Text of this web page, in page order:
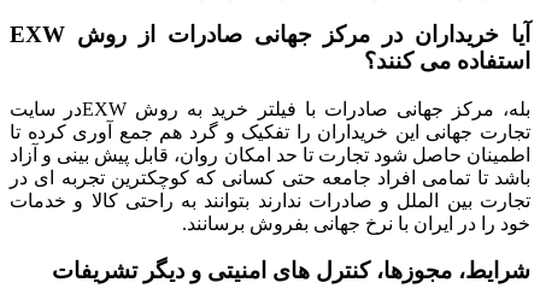
آیا خریداران در مرکز جهانی صادرات از روش EXW
استفاده می کنند؟
بله، مرکز جهانی صادرات با فیلتر خرید به روش EXWدر سایت
تجارت جهانی این خریداران را تفکیک و گرد هم جمع آوری کرده تا
اطمینان حاصل شود تجارت تا حد امکان روان، قابل پیش بینی و آزاد
باشد تا تمامی افراد جامعه حتی کسانی که کوچکترین تجربه ای در
تجارت بین الملل و صادرات ندارند بتوانند به راحتی کالا و خدمات
خود را در ایران با نرخ جهانی بفروش برسانند.
شرایط، مجوزها، کنترل های امنیتی و دیگر تشریفات